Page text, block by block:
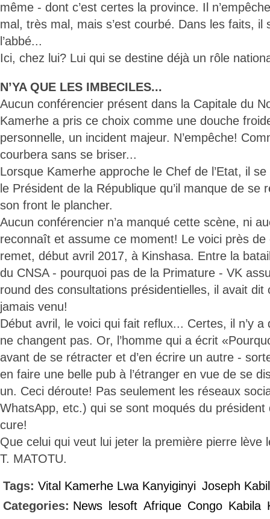
même - dont c’est certes la province. Il
mal, très mal, mais s’est courbé. Dans les faits, il
l’abbé...
Ici, chez lui? Lui qui se destine déjà un rôle
N’YA QUE LES IMBECILES...
Aucun conférencier présent dans la Capitale du
Kamerhe a pris ce choix comme une douche
personnelle, un incident majeur. N’empêche!
courbera sans se briser...
Lorsque Kamerhe approche le Chef de l’Etat, il
le Président de la République qu’il manque de se
son front le plancher.
Aucun conférencier n’a manqué cette scène, ni
reconnaît et assume ce moment! Le voici près
remet, début avril 2017, à Kinshasa. Entre la
du CNSA - pourquoi pas de la Primature - VK
round des consultations présidentielles, il avait dit
jamais venu!
Début avril, le voici qui fait reflux... Certes, il n’y a
ne changent pas. Or, l’homme qui a écrit
avant de se rétracter et d’en écrire un autre -
en faire une belle pub à l’étranger en vue de se
un. Ceci déroute! Pas seulement les réseaux
WhatsApp, etc.) qui se sont moqués du président
cure!
Que celui qui veut lui jeter la première pierre lève
T. MATOTU.
Tags: Vital Kamerhe Lwa Kanyiginyi Joseph
Categories: News lesoft Afrique Congo Kabila